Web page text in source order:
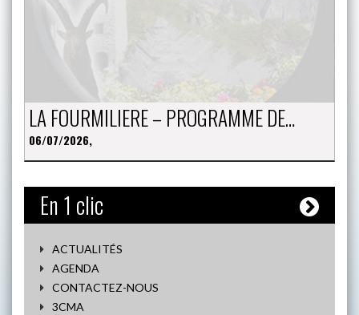
LA FOURMILIERE – PROGRAMME DE…
06/07/2026,
En 1 clic
ACTUALITÉS
AGENDA
CONTACTEZ-NOUS
3CMA